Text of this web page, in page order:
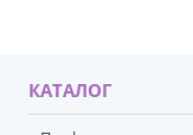
КАТАЛОГ